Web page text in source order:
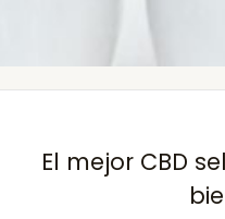
El mejor CBD